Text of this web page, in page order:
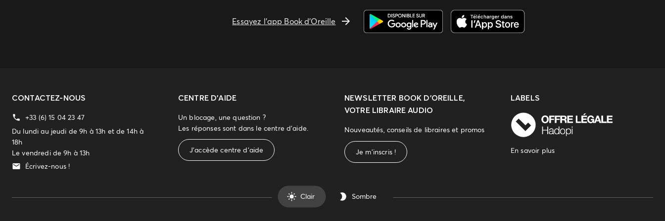
Essayez l'app Book d'Oreille
CONTACTEZ-NOUS
+33 (6) 15 04 23 47
Du lundi au jeudi de 9h à 13h et de 14h à
18h
Le vendredi de 9h à 13h
Écrivez-nous !
CENTRE D'AIDE
Un blocage, une question ?
Les réponses sont dans le centre d'aide.
J'accède centre d'aide
NEWSLETTER BOOK D’OREILLE,
VOTRE LIBRAIRE AUDIO
Nouveautés, conseils de libraires et promos
Je m'inscris !
LABELS
En savoir plus
Clair Sombre